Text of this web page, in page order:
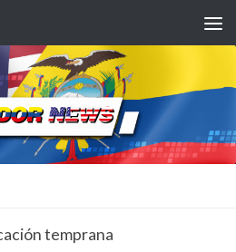
temprana